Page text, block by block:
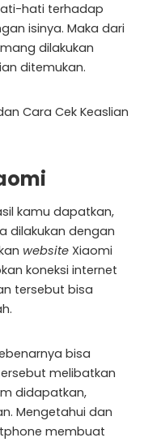
hati terhadap
isinya. Maka dari
dilakukan
ditemukan.
Cara Cek Keaslian
kamu dapatkan,
dilakukan dengan
website Xiaomi
koneksi internet
tersebut bisa
bisa
melibatkan
didapatkan,
Mengetahui dan
membuat